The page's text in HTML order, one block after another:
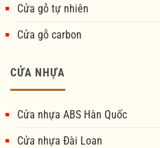
Cửa gỗ tự nhiên
Cửa gỗ carbon
CỬA NHỰA
Cửa nhựa ABS Hàn Quốc
Cửa nhựa Đài Loan